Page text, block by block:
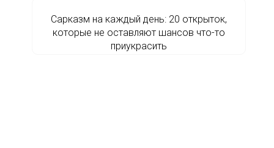
Сарказм на каждый день: 20 открыток,
которые не оставляют шансов что-то
приукрасить